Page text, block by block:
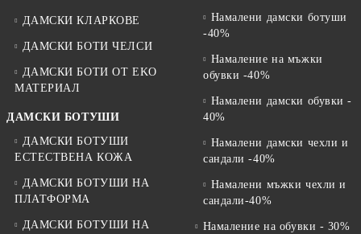
ДАМСКИ КЛАРКОВЕ
ДАМСКИ БОТИ ЧЕЛСИ
ДАМСКИ БОТИ ОТ EKO
МАТЕРИАЛ
ДАМСКИ БОТУШИ
ДАМСКИ БОТУШИ
ЕСТЕСТВЕНА КОЖА
ДАМСКИ БОТУШИ НА
ПЛАТФОРМА
ДАМСКИ БОТУШИ НА
Намалени дамски ботуши
-40%
Намаление на мъжки
обувки -40%
Намалени дамски обувки -
40%
Намалени дамски чехли и
сандали -40%
Намалени мъжки чехли и
сандали-40%
Намаление на обувки - 30%